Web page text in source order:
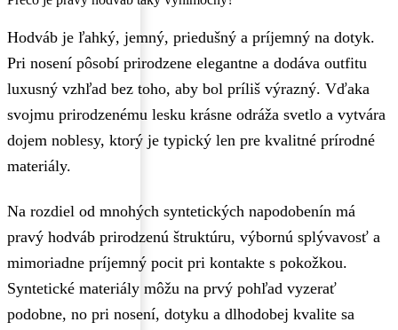
Hodváb je ľahký, jemný, priedušný a príjemný na dotyk.
Pri nosení pôsobí prirodzene elegantne a dodáva outfitu
luxusný vzhľad bez toho, aby bol príliš výrazný. Vďaka
svojmu prirodzenému lesku krásne odráža svetlo a vytvára
dojem noblesy, ktorý je typický len pre kvalitné prírodné
materiály.
Na rozdiel od mnohých syntetických napodobenín má
pravý hodváb prirodzenú štruktúru, výbornú splývavosť a
mimoriadne príjemný pocit pri kontakte s pokožkou.
Syntetické materiály môžu na prvý pohľad vyzerať
podobne, no pri nosení, dotyku a dlhodobej kvalite sa